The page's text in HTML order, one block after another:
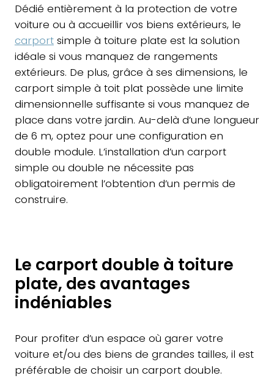
Dédié entièrement à la protection de votre
voiture ou à accueillir vos biens extérieurs, le
carportsimple à toiture plate est la solution
idéale si vous manquez de rangements
extérieurs. De plus, grâce à ses dimensions, le
carport simple à toit plat possède une limite
dimensionnelle suffisante si vous manquez de
place dans votre jardin. Au-delà d’une longueur
de 6 m, optez pour une configuration en
double module. L’installation d’un carport
simple ou double ne nécessite pas
obligatoirement l’obtention d’un permis de
construire.
Le carport double à toiture
plate, des avantages
indéniables
Pour profiter d’un espace où garer votre
voiture et/ou des biens de grandes tailles, il est
préférable de choisir un carport double.